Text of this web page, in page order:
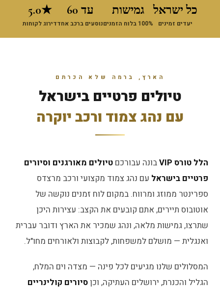
כל ישראל
יעדים זמינים
גמישות
100% בלוח הזמנים
עד 60
נוסעים ברכב אחד
★5.0
דירוג לקוחות
הארץ, ברמה שלא הכרתם
טיולים פרטיים בישראל
עם נהג צמוד ורכב יוקרה
הלל טורס VIP בונה עבורכם טיולים מאורגנים וסיורים
פרטיים בישראל עם נהג צמוד מקצועי ורכב מרצדס
ספרינטר ממוזג ומרווח. במקום לוח זמנים נוקשה של
אוטובוס תיירים, אתם קובעים את הקצב: עצירות היכן
שתרצו, גמישות מלאה, ונהג שמכיר את הארץ ודובר עברית
ואנגלית — מושלם למשפחות, לקבוצות ולאורחים מחו"ל.
המסלולים שלנו מגיעים לכל פינה — מצדה וים המלח,
הגליל והכנרת, ירושלים העתיקה, וכןסיורים קולינריים